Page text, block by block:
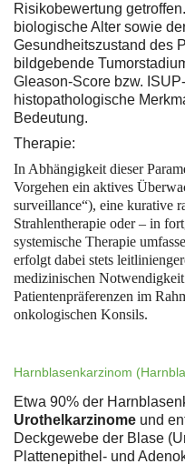
Risikobewertung
biologische Alter sowie
Gesundheitszustand des
bildgebende
Gleason-Score bzw.
histopathologische
Bedeutung.
Therapie:
In Abhängigkeit dieser
Vorgehen ein aktives
surveillance“), eine kurative
Strahlentherapie oder – in
systemische Therapie
erfolgt dabei stets
medizinischen
Patientenpräferenzen im
onkologischen Konsils.
Harnblasenkarzinom
Etwa 90% der
Urothelkarzinome und
Deckgewebe der Blase
Plattenepithel- und